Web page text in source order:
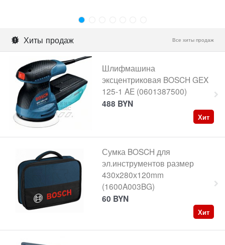
Хиты продаж Все хиты продаж
Шлифмашина
эксцентриковая BOSCH GEX
125-1 AE (0601387500)
488 BYN
Хит
Сумка BOSCH для
эл.инструментов размер
430х280х120mm
(1600A003BG)
60 BYN
Хит